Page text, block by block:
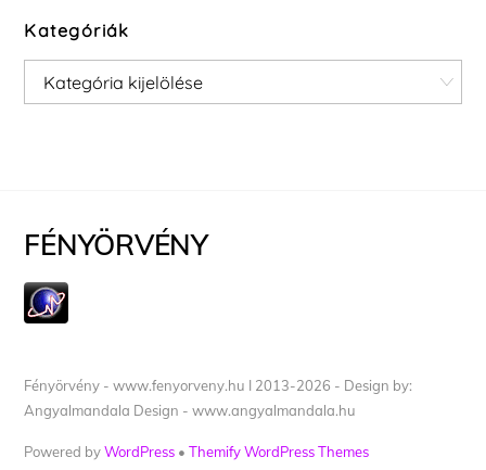
Kategóriák
Kategóriák
FÉNYÖRVÉNY
Fényörvény - www.fenyorveny.hu I 2013-2026 - Design by:
Angyalmandala Design - www.angyalmandala.hu
Powered byWordPress •Themify WordPress Themes